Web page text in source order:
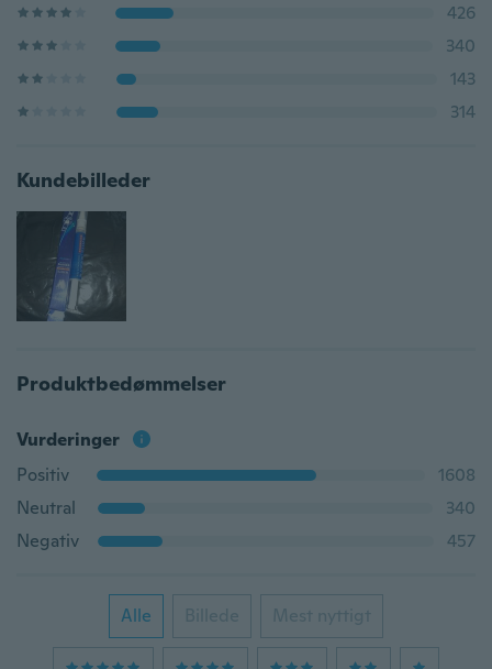
426
340
143
314
Kundebilleder
Produktbedømmelser
Vurderinger
Positiv
1608
Neutral
340
Negativ
457
Alle Billede Mest nyttigt